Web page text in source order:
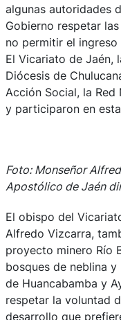
algunas autoridades
Gobierno respetar
no permitir el ingreso
El Vicariato de Jaén,
Diócesis de
Acción Social, la Red
y participaron en
Foto: Monseñor
Apostólico de Jaén
El obispo del
Alfredo Vizcarra,
proyecto minero Río
bosques de neblina
de Huancabamba y
respetar la voluntad
desarrollo que